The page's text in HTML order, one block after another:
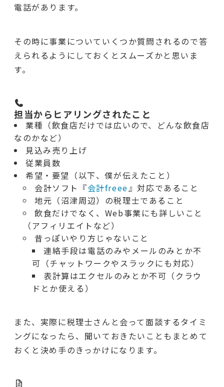
電話があります。
その時に事業についていくつか質問されるので答
えられるようにしておくとスムーズかと思いま
す。
担当からヒアリングされたこと
業種（飲食店だけでは広いので、どんな飲食店
なのかなど）
見込み売り上げ
従業員数
希望・要望（以下、僕が伝えたこと）
会計ソフト『会計freee 』対応であること
地元（沼津周辺）の税理士であること
飲食だけでなく、Web事業にも詳しいこと
（アフィリエイトなど）
昔っぽいやり方じゃないこと
連絡手段は電話のみやメールのみとか不
可（チャットワークやスラックにも対応）
表計算はエクセルのみとか不可（クラウ
ドとか使える）
また、実際に税理士さんと会って面談するタイミ
ングになったら、聞いておきたいこともまとめて
おくと決め手のきっかけになります。